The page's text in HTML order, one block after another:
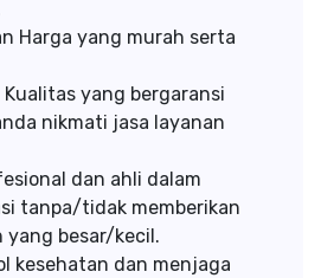
Harga yang murah serta
Kualitas yang bergaransi
nikmati jasa layanan
dan ahli dalam
tanpa/tidak memberikan
yang besar/kecil.
kesehatan dan menjaga